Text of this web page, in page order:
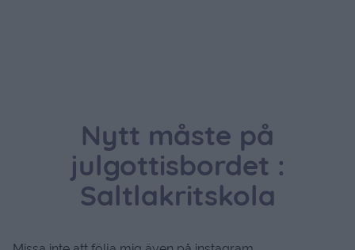
Nytt måste på
julgottisbordet :
Saltlakritskola